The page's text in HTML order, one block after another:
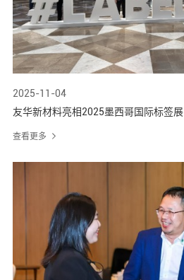
2025-11-04
友华新材料亮相2025墨西哥国际标签展
查看更多